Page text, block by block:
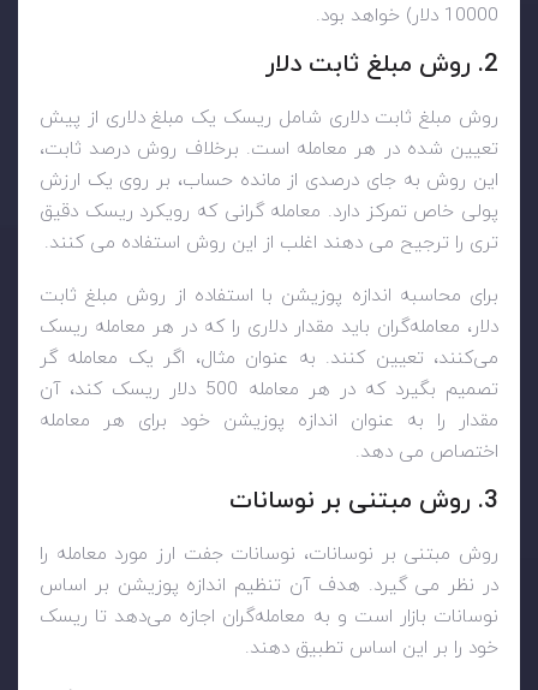
10000 دلار) خواهد بود.
2. روش مبلغ ثابت دلار
روش مبلغ ثابت دلاری شامل ریسک یک مبلغ دلاری از پیش
تعیین شده در هر معامله است. برخلاف روش درصد ثابت،
این روش به جای درصدی از مانده حساب، بر روی یک ارزش
پولی خاص تمرکز دارد. معامله گرانی که رویکرد ریسک دقیق
تری را ترجیح می دهند اغلب از این روش استفاده می کنند.
برای محاسبه اندازه پوزیشن با استفاده از روش مبلغ ثابت
دلار، معامله‌گران باید مقدار دلاری را که در هر معامله ریسک
می‌کنند، تعیین کنند. به عنوان مثال، اگر یک معامله گر
تصمیم بگیرد که در هر معامله 500 دلار ریسک کند، آن
مقدار را به عنوان اندازه پوزیشن خود برای هر معامله
اختصاص می دهد.
3. روش مبتنی بر نوسانات
روش مبتنی بر نوسانات، نوسانات جفت ارز مورد معامله را
در نظر می گیرد. هدف آن تنظیم اندازه پوزیشن بر اساس
نوسانات بازار است و به معامله‌گران اجازه می‌دهد تا ریسک
خود را بر این اساس تطبیق دهند.